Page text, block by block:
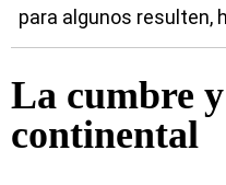
para algunos resulten,
La cumbre
continental